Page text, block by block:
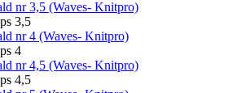
3,5
4
4,5